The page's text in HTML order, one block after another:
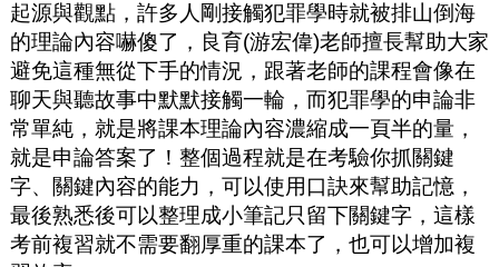
起源與觀點，許多人剛接觸犯罪學時就被排山倒海
的理論內容嚇傻了，良育(游宏偉)老師擅長幫助大家
避免這種無從下手的情況，跟著老師的課程會像在
聊天與聽故事中默默接觸一輪，而犯罪學的申論非
常單純，就是將課本理論內容濃縮成一頁半的量，
就是申論答案了！整個過程就是在考驗你抓關鍵
字、關鍵內容的能力，可以使用口訣來幫助記憶，
最後熟悉後可以整理成小筆記只留下關鍵字，這樣
考前複習就不需要翻厚重的課本了，也可以增加複